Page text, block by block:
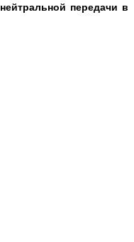
нейтральной передачи в